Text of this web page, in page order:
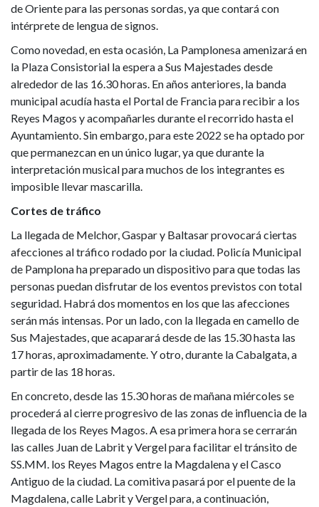
de Oriente para las personas sordas, ya que contará con
intérprete de lengua de signos.
Como novedad, en esta ocasión, La Pamplonesa amenizará en
la Plaza Consistorial la espera a Sus Majestades desde
alrededor de las 16.30 horas. En años anteriores, la banda
municipal acudía hasta el Portal de Francia para recibir a los
Reyes Magos y acompañarles durante el recorrido hasta el
Ayuntamiento. Sin embargo, para este 2022 se ha optado por
que permanezcan en un único lugar, ya que durante la
interpretación musical para muchos de los integrantes es
imposible llevar mascarilla.
Cortes de tráfico
La llegada de Melchor, Gaspar y Baltasar provocará ciertas
afecciones al tráfico rodado por la ciudad. Policía Municipal
de Pamplona ha preparado un dispositivo para que todas las
personas puedan disfrutar de los eventos previstos con total
seguridad. Habrá dos momentos en los que las afecciones
serán más intensas. Por un lado, con la llegada en camello de
Sus Majestades, que acaparará desde de las 15.30 hasta las
17 horas, aproximadamente. Y otro, durante la Cabalgata, a
partir de las 18 horas.
En concreto, desde las 15.30 horas de mañana miércoles se
procederá al cierre progresivo de las zonas de influencia de la
llegada de los Reyes Magos. A esa primera hora se cerrarán
las calles Juan de Labrit y Vergel para facilitar el tránsito de
SS.MM. los Reyes Magos entre la Magdalena y el Casco
Antiguo de la ciudad. La comitiva pasará por el puente de la
Magdalena, calle Labrit y Vergel para, a continuación,